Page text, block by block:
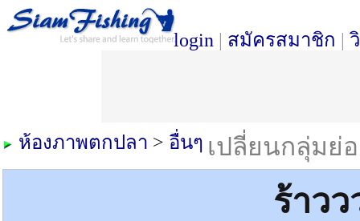
login | สมัครสมาชิก |
เปลี่ยนกลุ่มย่
ห้องภาพตกปลา > อื่นๆ
ร้าวว